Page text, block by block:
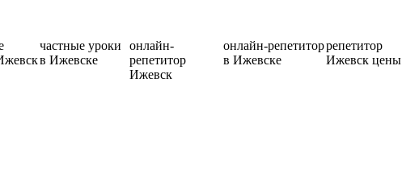
частные уроки
в Ижевске
онлайн-
репетитор
Ижевск
онлайн-репетитор
в Ижевске
репетитор
Ижевск цены